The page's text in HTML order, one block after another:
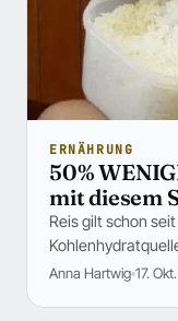
ERNÄHRUNG
50%
mit diesem
Reis gilt schon
Anna Hartwig 17.